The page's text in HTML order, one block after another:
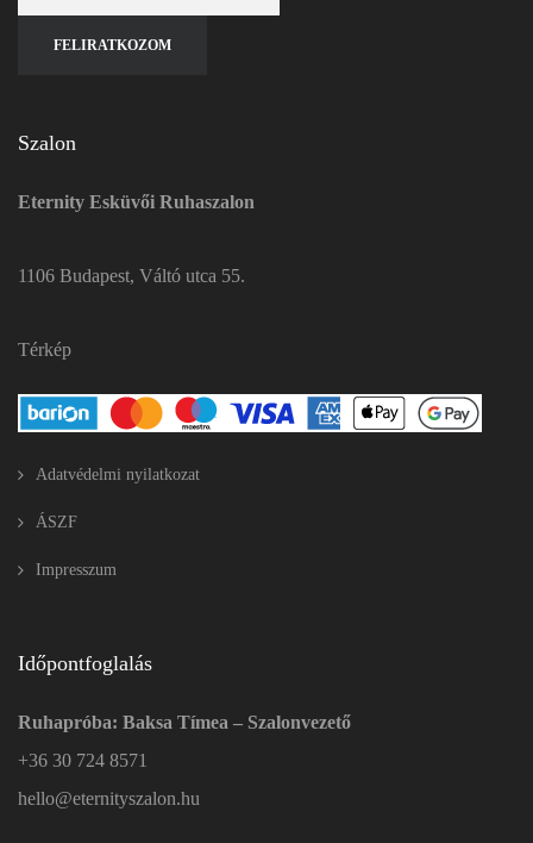
Szalon
Eternity Esküvői Ruhaszalon
1106 Budapest, Váltó utca 55.
Térkép
Adatvédelmi nyilatkozat
ÁSZF
Impresszum
Időpontfoglalás
Ruhapróba: Baksa Tímea – Szalonvezető
+36 30 724 8571
hello@eternityszalon.hu